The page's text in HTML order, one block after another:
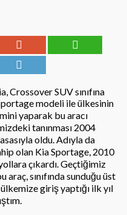
SUV sınıfına
modeli ile ülkesinin
yaparak bu aracı
tanınması 2004
oldu. Adıyla da
olan Kia Sportage, 2010
çıkardı. Geçtiğimiz
sınıfında sunduğu üst
giriş yaptığı ilk yıl